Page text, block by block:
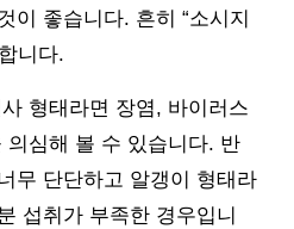
이 좋습니다. 흔히 “소시지
니다.
형태라면 장염, 바이러스
의심해 볼 수 있습니다. 반
무 단단하고 알갱이 형태라
섭취가 부족한 경우입니